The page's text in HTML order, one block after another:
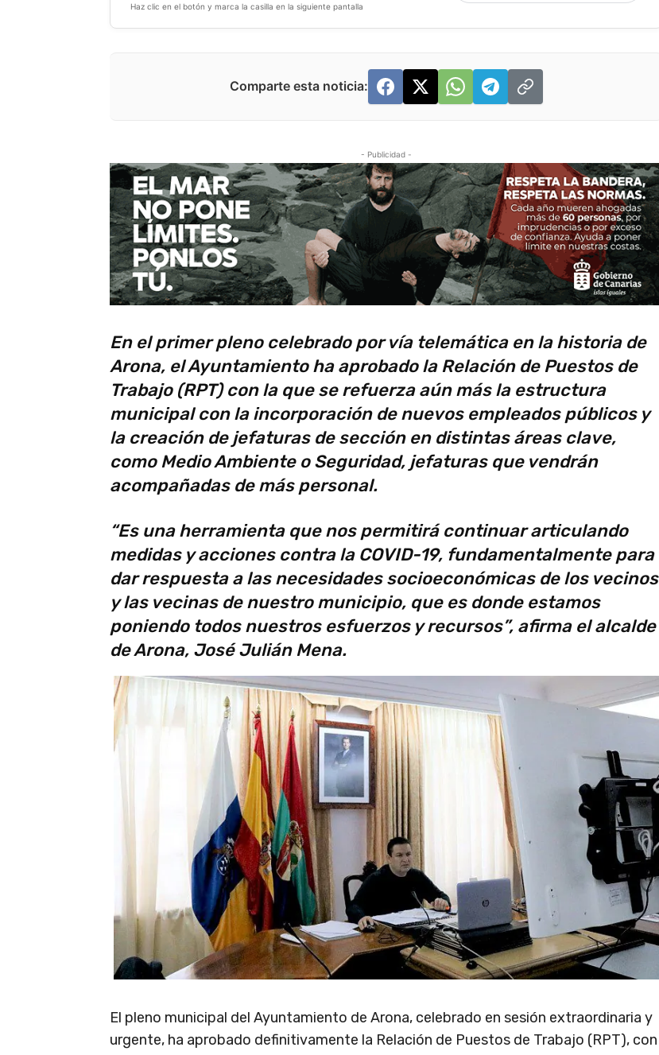
Haz clic en el botón y marca la casilla en la siguiente pantalla
Comparte esta noticia:
- Publicidad -
En el primer pleno celebrado por vía telemática en la historia de
Arona, el Ayuntamiento ha aprobado la Relación de Puestos de
Trabajo (RPT) con la que se refuerza aún más la estructura
municipal con la incorporación de nuevos empleados públicos y
la creación de jefaturas de sección en distintas áreas clave,
como Medio Ambiente o Seguridad, jefaturas que vendrán
acompañadas de más personal.
“Es una herramienta que nos permitirá continuar articulando
medidas y acciones contra la COVID-19, fundamentalmente para
dar respuesta a las necesidades socioeconómicas de los vecinos
y las vecinas de nuestro municipio, que es donde estamos
poniendo todos nuestros esfuerzos y recursos”, afirma el alcalde
de Arona, José Julián Mena.
El pleno municipal del Ayuntamiento de Arona, celebrado en sesión extraordinaria y
urgente, ha aprobado definitivamente la Relación de Puestos de Trabajo (RPT), con